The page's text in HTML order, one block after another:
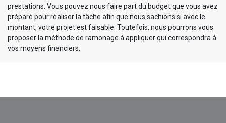
prestations. Vous pouvez nous faire part du budget que vous avez
préparé pour réaliser la tâche afin que nous sachions si avec le
montant, votre projet est faisable. Toutefois, nous pourrons vous
proposer la méthode de ramonage à appliquer qui correspondra à
vos moyens financiers.